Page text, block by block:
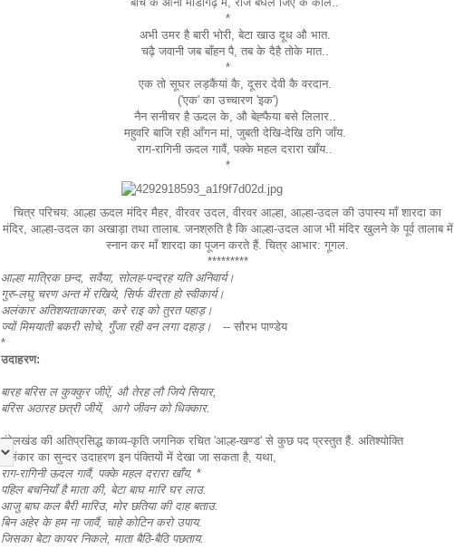
*
अभी उमर है बारी भोरी, बेटा खाउ दूध औ भात.
चढ़ै जवानी जब बाँहन पै, तब के दैहै तोके मात..
*
एक तो सूघर लड़कैंयां कै, दूसर देवी कै वरदान.
('एक' का उच्चारण 'इक')
नैन सनीचर है ऊदल के, औ बेह्फैया बसे लिलार..
महुवरि बाजि रही आँगन मां, जुबती देखि-देखि ठगि जाँय.
राग-रागिनी ऊदल गावैं, पक्के महल दरारा खाँय..
*
चित्र परिचय: आल्हा ऊदल मंदिर मैहर, वीरवर उदल, वीरवर आल्हा, आल्हा-उदल की उपास्य माँ शारदा का
मंदिर, आल्हा-उदल का अखाड़ा तथा तालाब. जनश्रुति है कि आल्हा-उदल आज भी मंदिर खुलने के पूर्व तालाब में
स्नान कर माँ शारदा का पूजन करते हैं. चित्र आभार: गूगल.
*********
आल्हा मात्रिक छन्द, सवैया, सोलह-पन्द्रह यति अनिवार्य।
गुरु-लघु चरण अन्त में रखिये, सिर्फ वीरता हो स्वीकार्य।
अलंकार अतिशयताकारक, करे राइ को तुरत पहाड़।
ज्यों मिमयाती बकरी सोचे, गुँजा रही वन लगा दहाड़। -- सौरभ पाण्डेय
*
उदाहरण:
बारह बरिस ल कुक्कुर जीऐं, औ तेरह लौ जिये सियार,
बरिस अठारह छत्री जीयें, आगे जीवन को धिक्कार.
बुंदेलखंड की अतिप्रसिद्ध काव्य-कृति जगनिक रचित 'आल्ह-खण्ड' से कुछ पद प्रस्तुत हैं. अतिश्योक्ति
अलंकार का सुन्दर उदाहरण इन पंक्तियों में देखा जा सकता है, यथा,
राग-रागिनी ऊदल गावैं, पक्के महल दरारा खाँय. *
पहिल बचनियाँ है माता की, बेटा बाघ मारि घर लाउ.
आजु बाघ कल बैरी मारिउ, मोर छतिया की दाह बताउ.
बिन अहेर के हम ना जावैं, चाहे कोटिन करो उपाय.
जिसका बेटा कायर निकले, माता बैठि-बैठि पछताय.